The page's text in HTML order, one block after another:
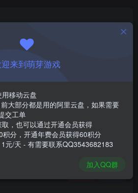
后查看
￥1
登录购买
1.18 GB
来到萌芽游戏
移动云盘
大部分都是用的阿里云盘，如果需要
交工单
，也可以通过开通会员获得
分，开通年费会员获得60积分
元/天 - 有需要联系QQ3543682183
加入QQ群